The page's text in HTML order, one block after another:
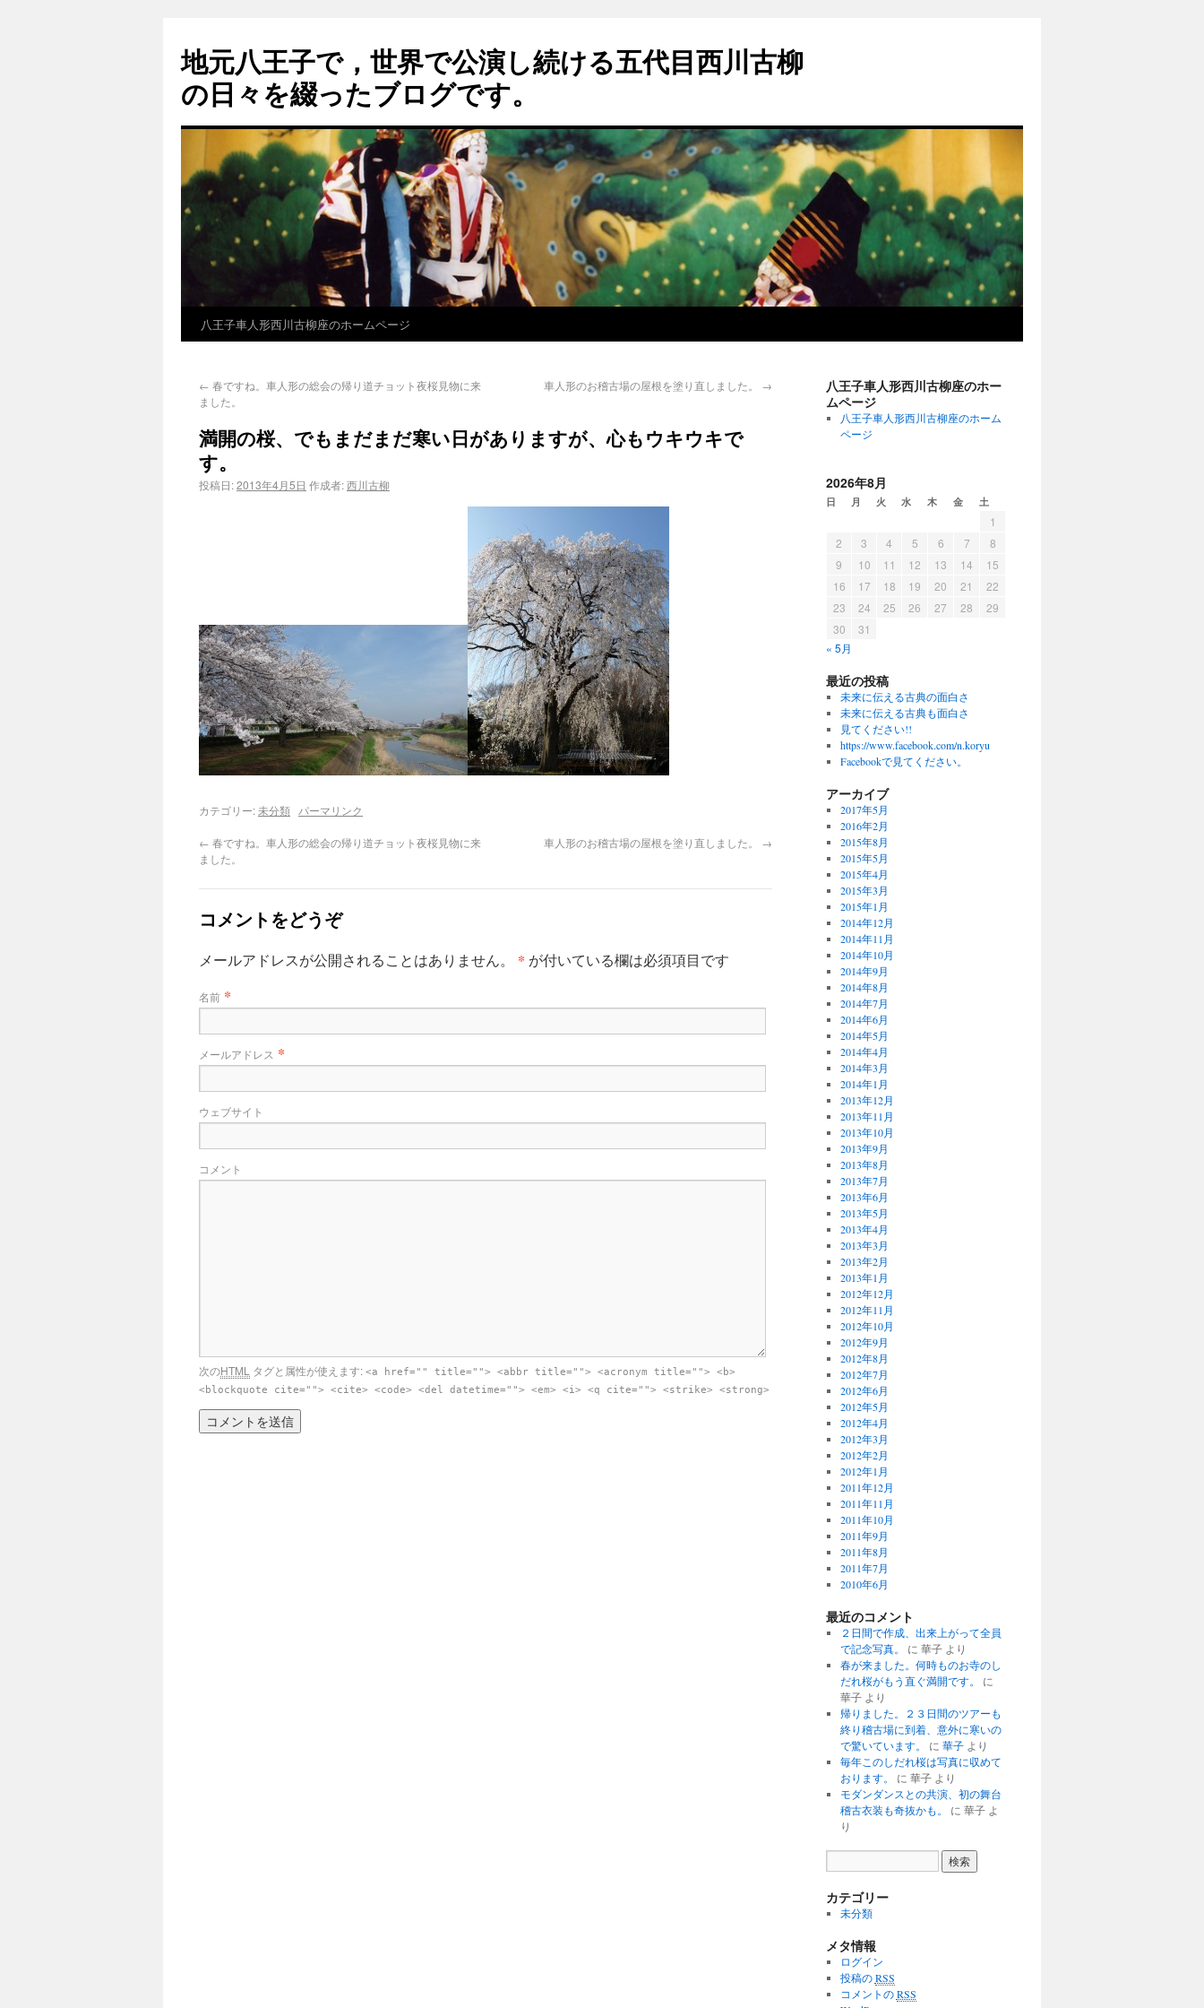
地元八王子で，世界で公演し続ける五代目西川古柳
の日々を綴ったブログです。
八王子車人形西川古柳座のホームページ
← 春ですね。車人形の総会の帰り道チョット夜桜見物に来
ました。
車人形のお稽古場の屋根を塗り直しました。 →
満開の桜、でもまだまだ寒い日がありますが、心もウキウキで
す。
投稿日:2013年4月5日 作成者:西川古柳
カテゴリー:未分類 パーマリンク
← 春ですね。車人形の総会の帰り道チョット夜桜見物に来
ました。
車人形のお稽古場の屋根を塗り直しました。 →
コメントをどうぞ
メールアドレスが公開されることはありません。 * が付いている欄は必須項目です
名前 *
メールアドレス *
ウェブサイト
コメント
次のHTML タグと属性が使えます: <a href="" title=""> <abbr title=""> <acronym title=""> <b>
<blockquote cite=""> <cite> <code> <del datetime=""> <em> <i> <q cite=""> <strike> <strong>
八王子車人形西川古柳座のホー
ムページ
八王子車人形西川古柳座のホーム
ページ
2026年8月
日 月 火 水 木 金 土
« 5月
1
2
3 4 5 6 7
8
9
10 11 12 13 14
15
16
17 18 19 20 21
22
23
24 25 26 27 28
29
30
31
最近の投稿
未来に伝える古典の面白さ
未来に伝える古典も面白さ
見てください!!
https://www.facebook.com/n.koryu
Facebookで見てください。
アーカイブ
2017年5月
2016年2月
2015年8月
2015年5月
2015年4月
2015年3月
2015年1月
2014年12月
2014年11月
2014年10月
2014年9月
2014年8月
2014年7月
2014年6月
2014年5月
2014年4月
2014年3月
2014年1月
2013年12月
2013年11月
2013年10月
2013年9月
2013年8月
2013年7月
2013年6月
2013年5月
2013年4月
2013年3月
2013年2月
2013年1月
2012年12月
2012年11月
2012年10月
2012年9月
2012年8月
2012年7月
2012年6月
2012年5月
2012年4月
2012年3月
2012年2月
2012年1月
2011年12月
2011年11月
2011年10月
2011年9月
2011年8月
2011年7月
2010年6月
最近のコメント
２日間で作成、出来上がって全員
で記念写真。
に 華子 より
春が来ました。何時ものお寺のし
だれ桜がもう直ぐ満開です。
に
華子 より
帰りました。２３日間のツアーも
終り稽古場に到着、意外に寒いの
で驚いています。
に 華子より
毎年このしだれ桜は写真に収めて
おります。
に 華子 より
モダンダンスとの共演、初の舞台
稽古衣装も奇抜かも。
に 華子 よ
り
カテゴリー
未分類
メタ情報
ログイン
投稿のRSS
コメントのRSS